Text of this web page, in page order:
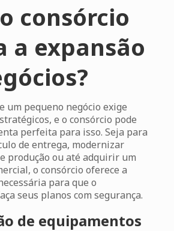
consórcio
a expansão
um pequeno negócio exige
e o consórcio pode
perfeita para isso. Seja para
de entrega, modernizar
produção ou até adquirir um
o consórcio oferece a
para que o
seus planos com segurança.
de equipamentos